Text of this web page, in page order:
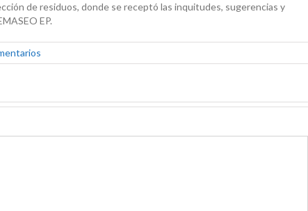
de residuos, donde se receptó las inquitudes, sugerencias y
EP.